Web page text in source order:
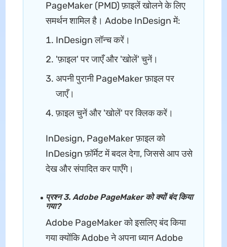
PageMaker (PMD) फ़ाइलें खोलने के लिए
समर्थन शामिल है। Adobe InDesign में:
InDesign लॉन्च करें।
'फ़ाइल' पर जाएँ और 'खोलें' चुनें।
अपनी पुरानी PageMaker फ़ाइल पर
जाएँ।
फ़ाइल चुनें और 'खोलें' पर क्लिक करें।
InDesign, PageMaker फ़ाइल को
InDesign फ़ॉर्मेट में बदल देगा, जिससे आप उसे
देख और संपादित कर पाएँगे।
प्रश्न 3. Adobe PageMaker को क्यों बंद किया
गया?
Adobe PageMaker को इसलिए बंद किया
गया क्योंकि Adobe ने अपना ध्यान Adobe